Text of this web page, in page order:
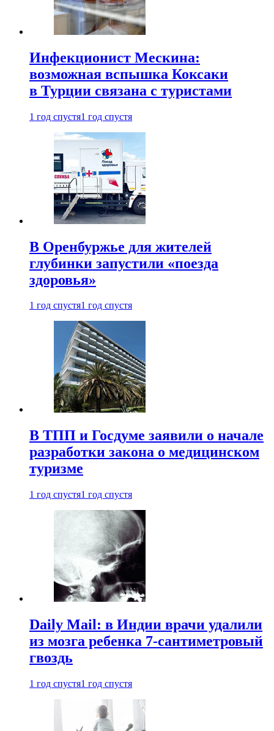
Инфекционист Мескина:
возможная вспышка Коксаки
в Турции связана с туристами
1 год спустя1 год спустя
В Оренбуржье для жителей
глубинки запустили «поезда
здоровья»
1 год спустя1 год спустя
В ТПП и Госдуме заявили о начале
разработки закона о медицинском
туризме
1 год спустя1 год спустя
Daily Mail: в Индии врачи удалили
из мозга ребенка 7-сантиметровый
гвоздь
1 год спустя1 год спустя